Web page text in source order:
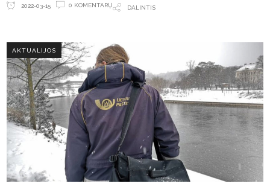
2022-03-15 0 KOMENTARŲ DALINTIS
AKTUALIJOS